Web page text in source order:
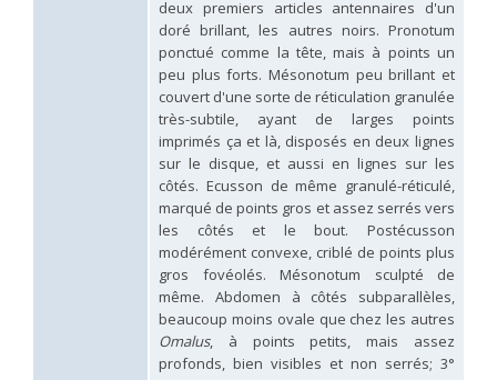
Hedychridium homeopathicum Abeille, 1879
Móczár, 1964
Perraudin, 1978
Linsenmaier, 1959
Linsenmaier, 1959
Hedychridium incrassatum mavromoustakisiEnslin, 1950
Abeille, 1879
Hedychridium infans santschiiTrautmann, 1927
Linsenmaier, 1987
Linsenmaier, 1959
Balthasar, 1952
Linsenmaier, 1959
Móczár, 1964
Mocsáry, 1889
Christ, 1790
Hedychridium lampas austeritatumLinsenmaier, 1997
Hedychridium lampas cypriacumBalthasar, 1953
deux premiers articles antennaires d'un
doré brillant, les autres noirs. Pronotum
ponctué comme la tête, mais à points un
peu plus forts. Mésonotum peu brillant et
couvert d'une sorte de réticulation granulée
très-subtile, ayant de larges points
imprimés ça et là, disposés en deux lignes
sur le disque, et aussi en lignes sur les
côtés. Ecusson de même granulé-réticulé,
marqué de points gros et assez serrés vers
les côtés et le bout. Postécusson
modérément convexe, criblé de points plus
gros fovéolés. Mésonotum sculpté de
même. Abdomen à côtés subparallèles,
beaucoup moins ovale que chez les autres
Omalus, à points petits, mais assez
profonds, bien visibles et non serrés; 3°